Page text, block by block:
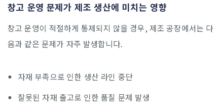
창고 운영 문제가 제조 생산에 미치는 영향
창고 운영이 적절하게 통제되지 않을 경우, 제조 공장에서는 다
음과 같은 문제가 자주 발생합니다.
자재 부족으로 인한 생산 라인 중단
잘못된 자재 출고로 인한 품질 문제 발생